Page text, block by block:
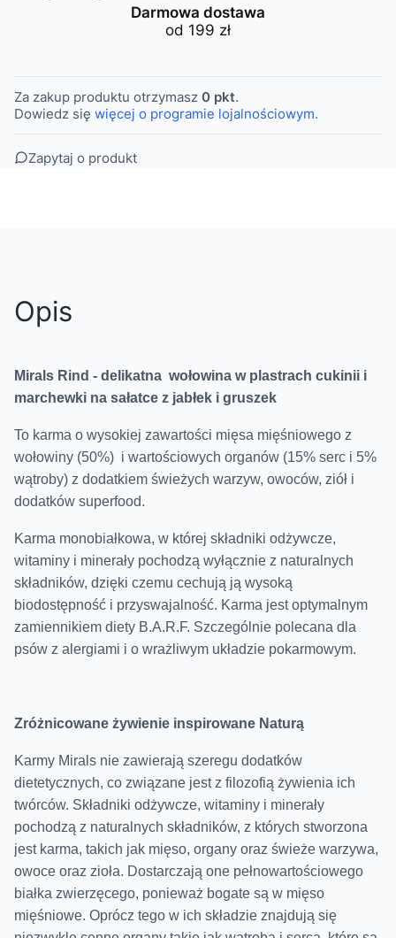
Darmowa dostawa
od 199 zł
Za zakup produktu otrzymasz 0 pkt.
Dowiedz się więcej o programie lojalnościowym.
Zapytaj o produkt
Opis
Mirals Rind - delikatna wołowina w plastrach cukinii i
marchewki na sałatce z jabłek i gruszek
To karma o wysokiej zawartości mięsa mięśniowego z
wołowiny (50%) i wartościowych organów (15% serc i 5%
wątroby) z dodatkiem świeżych warzyw, owoców, ziół i
dodatków superfood.
Karma monobiałkowa, w której składniki odżywcze,
witaminy i minerały pochodzą wyłącznie z naturalnych
składników, dzięki czemu cechują ją wysoką
biodostępność i przyswajalność. Karma jest optymalnym
zamiennikiem diety B.A.R.F. Szczególnie polecana dla
psów z alergiami i o wrażliwym układzie pokarmowym.
Zróżnicowane żywienie inspirowane Naturą
Karmy Mirals nie zawierają szeregu dodatków
dietetycznych, co związane jest z filozofią żywienia ich
twórców. Składniki odżywcze, witaminy i minerały
pochodzą z naturalnych składników, z których stworzona
jest karma, takich jak mięso, organy oraz świeże warzywa,
owoce oraz zioła. Dostarczają one pełnowartościowego
białka zwierzęcego, ponieważ bogate są w mięso
mięśniowe. Oprócz tego w ich składzie znajdują się